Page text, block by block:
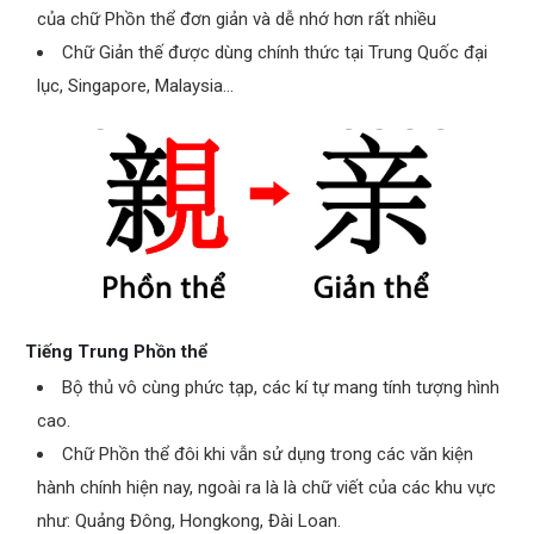
của chữ Phồn thể đơn giản và dễ nhớ hơn rất nhiều
ChữGiản thế được dùng chính thức tại Trung Quốc đại
lục, Singapore, Malaysia…
Tiếng Trung Phồn thể
Bộ thủ vô cùng phức tạp, các kí tự mang tính tượng hình
cao.
Chữ Phồn thể đôi khi vẫn sử dụng trong các văn kiện
hành chính hiện nay, ngoài ra là là chữ viết của các khu vực
như: Quảng Đông, Hongkong, Đài Loan.